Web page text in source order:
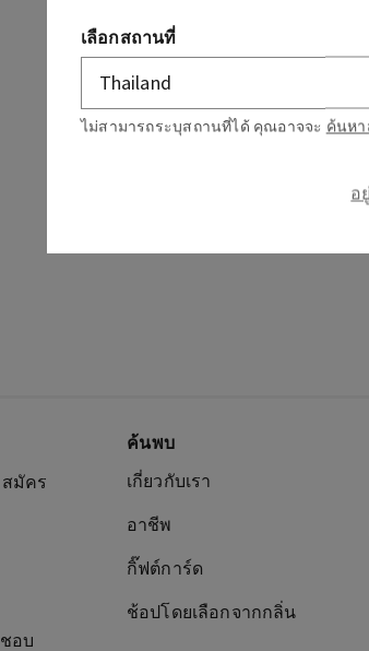
สมัคร
อบ
ค้นพบ
เกี่ยวกับเรา
อาชีพ
กิ๊ฟต์การ์ด
ช้อปโดยเลือกจากกลิ่น
เลือกสถานที่
ไม่สามารถระบุสถานที่ได้ คุณอาจจะ ค้นห